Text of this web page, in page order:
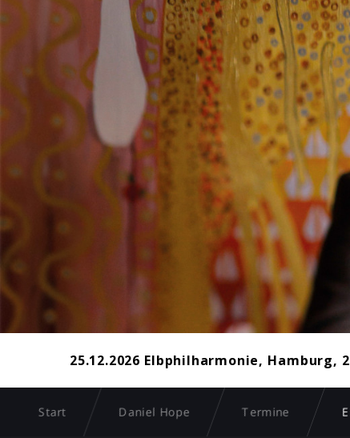
25.12.2026 Elbphilharmonie, Hamburg,
Start Daniel Hope Termine